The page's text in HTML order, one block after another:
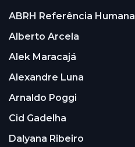
ABRH Referência Humana
Alberto Arcela
Alek Maracajá
Alexandre Luna
Arnaldo Poggi
Cid Gadelha
Dalyana Ribeiro